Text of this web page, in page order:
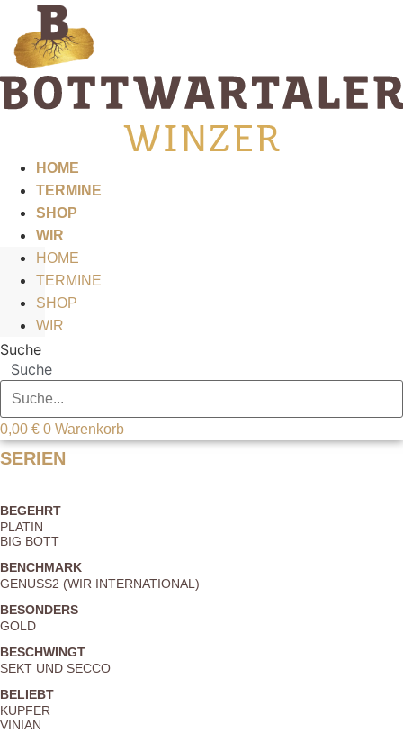
Inhalt
springen
HOME
TERMINE
SHOP
WIR
HOME
TERMINE
SHOP
WIR
Suche
Suche
0,00 € 0 Warenkorb
SERIEN
BEGEHRT
PLATIN
BIG BOTT
BENCHMARK
GENUSS2 (WIR INTERNATIONAL)
BESONDERS
GOLD
BESCHWINGT
SEKT UND SECCO
BELIEBT
KUPFER
VINIAN